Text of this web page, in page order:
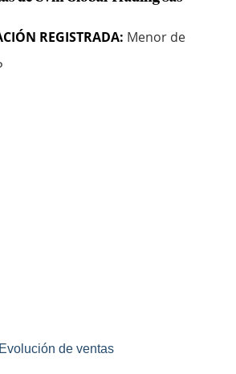
REGISTRADA: Menor de
Evolución de ventas